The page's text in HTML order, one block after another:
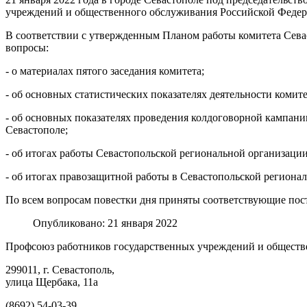
учреждений и общественного обслуживания Российской
В соответствии с утвержденным Планом работы комитета
вопросы:
- о материалах пятого заседания комитета;
- об основных статистических показателях деятельности
- об основных показателях проведения колдоговорной
Севастополе;
- об итогах работы Севастопольской региональной
- об итогах правозащитной работы в Севастопольской
По всем вопросам повестки дня приняты соответствующие
Опубликовано: 21 января 2022
Профсоюз работников государственных учреждений и
299011, г. Севастополь,
улица Щербака, 11а